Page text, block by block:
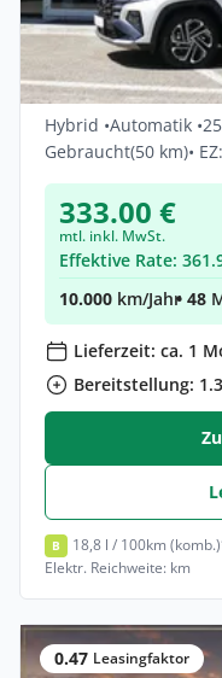
Privat
Hyundai
4WD
Hybrid •Automatik •
Gebraucht(50 km)•
333.00 €
mtl. inkl. MwSt.
Effektive Rate:
10.000 km/Jahr• 48
Lieferzeit: ca. 1
Bereitstellung:
B 18,8 l / 100km
Elektr. Reichweite: km
0.47 Leasingfaktor